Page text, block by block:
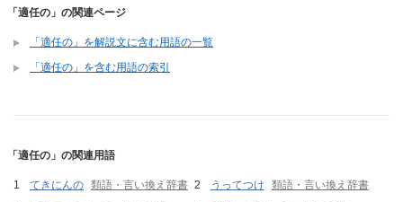
「適任の」の関連ページ
「適任の」を解説文に含む用語の一覧
「適任の」を含む用語の索引
「適任の」の関連用語
てきにんの 類語・言い換え辞書 うってつけ
類語・言い換え辞書